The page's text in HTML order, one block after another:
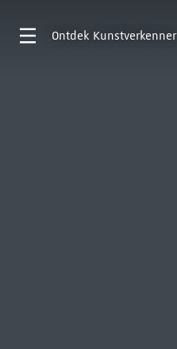
Ontdek Kunstverkenner